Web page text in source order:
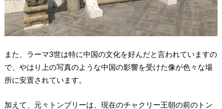
また、ラーマ3世は特に中国の文化を好んだと言われていますの
で、やはり上の写真のような中国の影響を受けた像が色々な場
所に安置されています。
加えて、元々トンブリーは、現在のチャクリー王朝の前のトン